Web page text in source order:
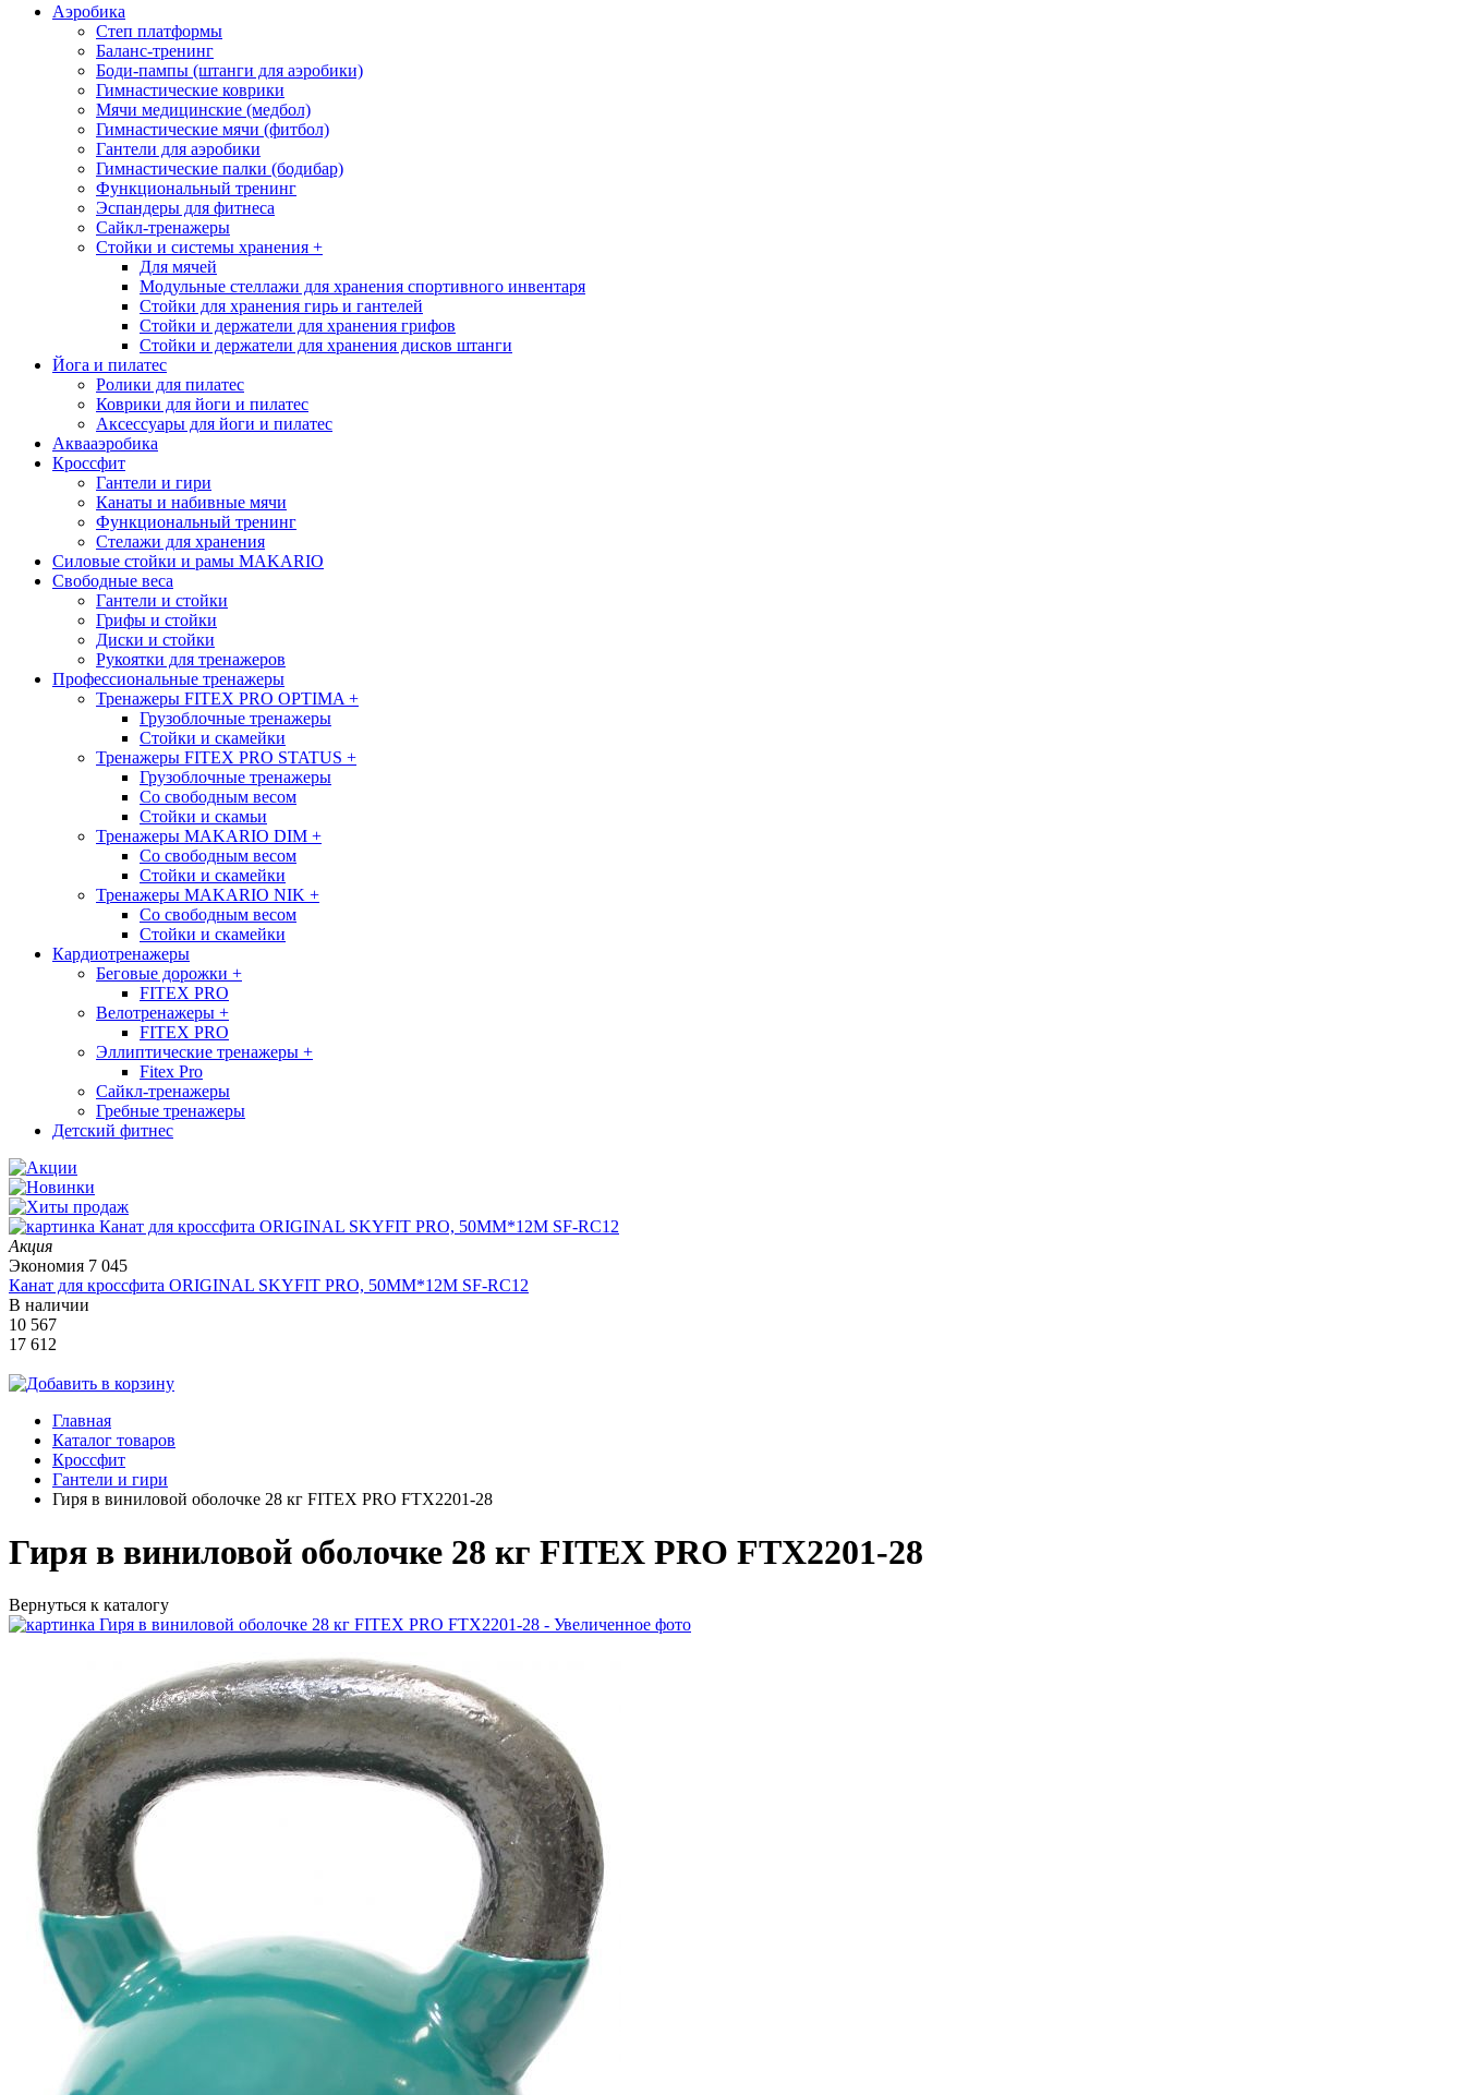
Аэробика
Степ платформы
Баланс-тренинг
Боди-пампы (штанги для аэробики)
Гимнастические коврики
Мячи медицинские (медбол)
Гимнастические мячи (фитбол)
Гантели для аэробики
Гимнастические палки (бодибар)
Функциональный тренинг
Эспандеры для фитнеса
Сайкл-тренажеры
Стойки и системы хранения +
Для мячей
Модульные стеллажи для хранения спортивного инвентаря
Стойки для хранения гирь и гантелей
Стойки и держатели для хранения грифов
Стойки и держатели для хранения дисков штанги
Йога и пилатес
Ролики для пилатес
Коврики для йоги и пилатес
Аксессуары для йоги и пилатес
Аквааэробика
Кроссфит
Гантели и гири
Канаты и набивные мячи
Функциональный тренинг
Стелажи для хранения
Силовые стойки и рамы MAKARIO
Свободные веса
Гантели и стойки
Грифы и стойки
Диски и стойки
Рукоятки для тренажеров
Профессиональные тренажеры
Тренажеры FITEX PRO OPTIMA +
Грузоблочные тренажеры
Стойки и скамейки
Тренажеры FITEX PRO STATUS +
Грузоблочные тренажеры
Со свободным весом
Стойки и скамьи
Тренажеры MAKARIO DIM +
Со свободным весом
Стойки и скамейки
Тренажеры MAKARIO NIK +
Со свободным весом
Стойки и скамейки
Кардиотренажеры
Беговые дорожки +
FITEX PRO
Велотренажеры +
FITEX PRO
Эллиптические тренажеры +
Fitex Pro
Сайкл-тренажеры
Гребные тренажеры
Детский фитнес
Акция
Экономия 7 045
Канат для кроссфита ORIGINAL SKYFIT PRO, 50MM*12M SF-RС12
В наличии
10 567
17 612
Главная
Каталог товаров
Кроссфит
Гантели и гири
Гиря в виниловой оболочке 28 кг FITEX PRO FTX2201-28
Гиря в виниловой оболочке 28 кг FITEX PRO FTX2201-28
Вернуться к каталогу